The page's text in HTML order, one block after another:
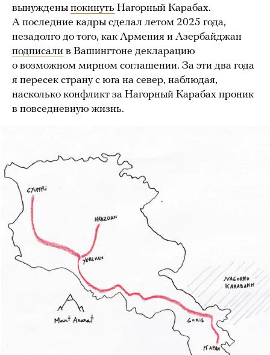
вынуждены покинуть Нагорный Карабах.
А последние кадры сделал летом 2025 года,
незадолго до того, как Армения и Азербайджан
подписали в Вашингтоне декларацию
о возможном мирном соглашении. За эти два года
я пересек страну с юга на север, наблюдая,
насколько конфликт за Нагорный Карабах проник
в повседневную жизнь.